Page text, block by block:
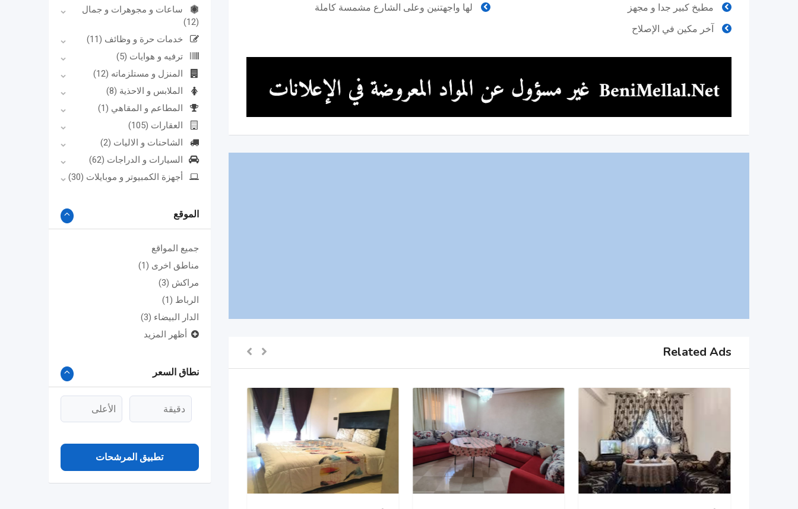
مطبخ كبير جدا و مجهز
لها واجهتنين وعلى الشارع مشمسة كاملة
آخر مكين في الإصلاح
Related Ads
ساعات و مجوهرات و جمال
(12)
خدمات حرة و وظائف (11)
ترفيه و هوايات (5)
المنزل و مستلزماته (12)
الملابس و الاحذية (8)
المطاعم و المقاهي (1)
العقارات (105)
الشاحنات و الاليات (2)
السيارات و الدراجات (62)
أجهزة الكمبيوتر و موبايلات (30)
الموقع
جميع المواقع
مناطق اخرى (1)
مراكش (3)
الرباط (1)
الدار البيضاء (3)
أظهر المزيد
نطاق السعر
تطبيق المرشحات